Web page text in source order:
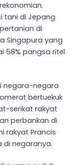
tani di Jepang
di
Singapura yang
58% pangsa ritel
negara-negara
bertuekuk
serikat rakyat
perbankan di
rakyat Prancis
di negaranya.